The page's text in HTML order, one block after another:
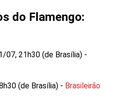
do Flamengo:
07, 21h30 (de Brasília) -
(de Brasília) - Brasileirão